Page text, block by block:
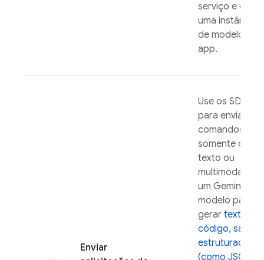
serviço e crie
uma instância
de modelo no
app.
Enviar
Use os SDKs
para enviar
comandos
somente de
texto ou
multimodais a
um Gemini
modelo para
gerar texto e
código, saída
estruturada
(como JSON)